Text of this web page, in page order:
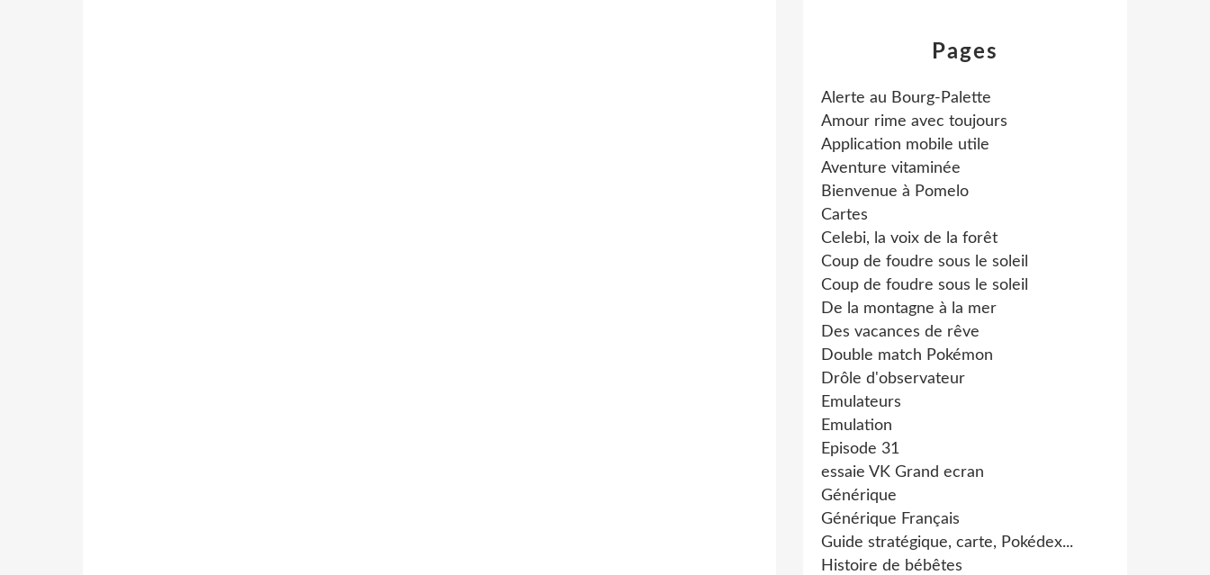
Pages
Alerte au Bourg-Palette
Amour rime avec toujours
Application mobile utile
Aventure vitaminée
Bienvenue à Pomelo
Cartes
Celebi, la voix de la forêt
Coup de foudre sous le soleil
Coup de foudre sous le soleil
De la montagne à la mer
Des vacances de rêve
Double match Pokémon
Drôle d'observateur
Emulateurs
Emulation
Episode 31
essaie VK Grand ecran
Générique
Générique Français
Guide stratégique, carte, Pokédex...
Histoire de bébêtes